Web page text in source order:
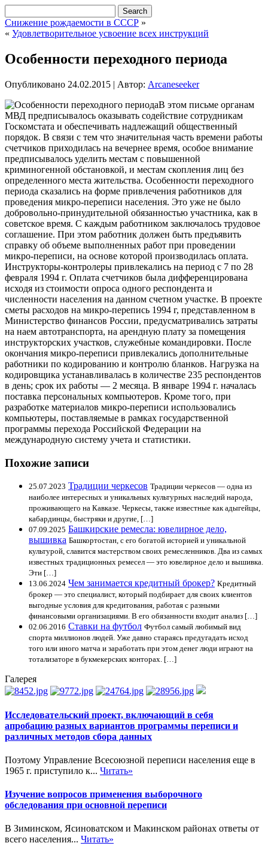
Снижение рождаемости в СССР »
« Удовлетворительное усвоение всех инструкций
Особенности переходного периода
Опубликовано 24.02.2015 | Автор: Arcaneseeker
В этом письме органам
МВД предписывалось оказывать содействие сотрудникам
Госкомстата и обеспечивать надлежащий общественный
порядок. В связи с тем что значительная часть времени работы
счетчиков приходилась на вечернее время, особое внимание
предписывалось уделить местам с повышенной
криминогенной обстановкой, и местам скопления лиц без
определенного места жительства. Особенности переходного
периода сказались на форме привлечения работников для
проведения микро-переписи населения. Это уже не было
добровольно-принудительной обязанностью участника, как в
советское время. С каждым работником заключалось трудовое
соглашение. При этом работник должен быть предъявить
справку об объеме выполненных работ при проведении
микро-переписи, на основе которой производилась оплата.
Инструкторы-контролеры привлекались на период с 7 по 28
февраля 1994 г. Оплата счетчиков была дифференцирована
исходя из стоимости опроса одного респондента и
численности населения на данном счетном участке. В проекте
сметы расходов на микро-перепись 1994 г, представленном в
Министерство финансов России, предусматривались затраты
на наем автотранспорта, на арендную плату за помещения
инструкторских участков, служебные командировки. После
окончания микро-переписи привлекались дополнительные
работники по кодированию и контролю бланков. Нагрузка на
кодировщика устанавливалась в количестве 235 респондентов
в день; срок их работы — 2 месяца. В январе 1994 г. началась
поставка персональных компьютеров. Кроме того, при
разработке материалов микро-переписи использовались
компьютеры, поставляемые в рамках государственной
программы перехода Российской Федерации на
международную систему учета и статистики.
Похожие записи
25.07.2023 Традиции черкесов Традиции черкесов — одна из
наиболее интересных и уникальных культурных наследий народа,
проживающего на Кавказе. Черкесы, также известные как адыгейцы,
кабардинцы, быстряки и другие, […]
07.09.2025 Башкирские ремесла: ювелирное дело,
вышивка Башкортостан, с его богатой историей и уникальной
культурой, славится мастерством своих ремесленников. Два из самых
известных традиционных ремесел — это ювелирное дело и вышивка.
Эти […]
13.06.2024 Чем занимается кредитный брокер? Кредитный
брокер — это специалист, который подбирает для своих клиентов
выгодные условия для кредитования, работая с разными
финансовыми организациями. В его обязанности входит анализ […]
02.06.2016 Ставки на футбол Футбол самый любимый вид
спорта миллионов людей. Уже давно стараясь предугадать исход
того или иного матча и заработать при этом денег люди играют на
тотализаторе в букмекерских конторах. […]
Галерея
Исследовательский проект, включающий в себя
апробацию разных вариантов программы переписи и
различных методов сбора данных
Поэтому Управление Всесоюзной переписи населения еще в
1965 г. приступило к... Читать»
Изучение вопросов применения выборочного
обследования при основной переписи
В Зиминском, Ясиноватском и Макинском районах ответы от
всего населения... Читать»